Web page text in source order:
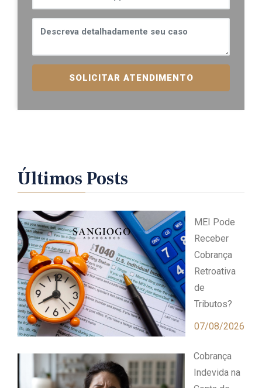
SOLICITAR ATENDIMENTO
Últimos Posts
MEI Pode
Receber
Cobrança
Retroativa
de
Tributos?
07/08/2026
Cobrança
Indevida na